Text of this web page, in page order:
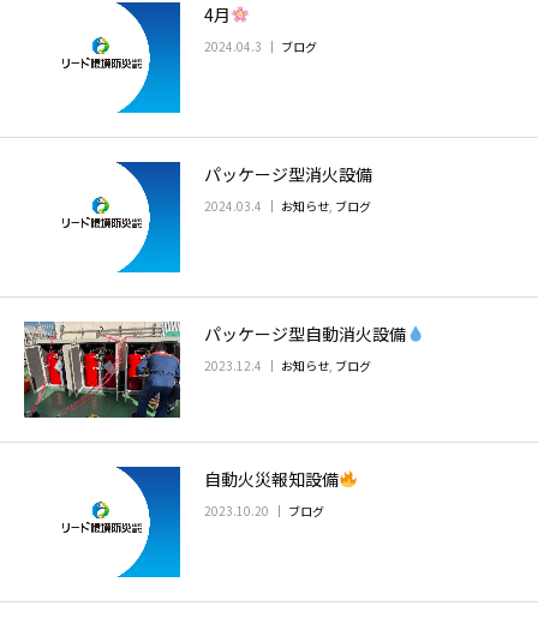
4月
2024.04.3 ブログ
パッケージ型消火設備
2024.03.4 お知らせ ブログ
パッケージ型自動消火設備
2023.12.4 お知らせ ブログ
自動火災報知設備
2023.10.20 ブログ